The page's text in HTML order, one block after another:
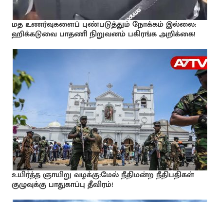
மத உணர்வுகளைப் புண்படுத்தும் நோக்கம் இல்லை:
ஹிக்கடுவை பாதணி நிறுவனம் பகிரங்க அறிக்கை!
உயிர்த்த ஞாயிறு வழக்கு:மேல் நீதிமன்ற நீதிபதிகள்
குழுவுக்கு பாதுகாப்பு தீவிரம்!